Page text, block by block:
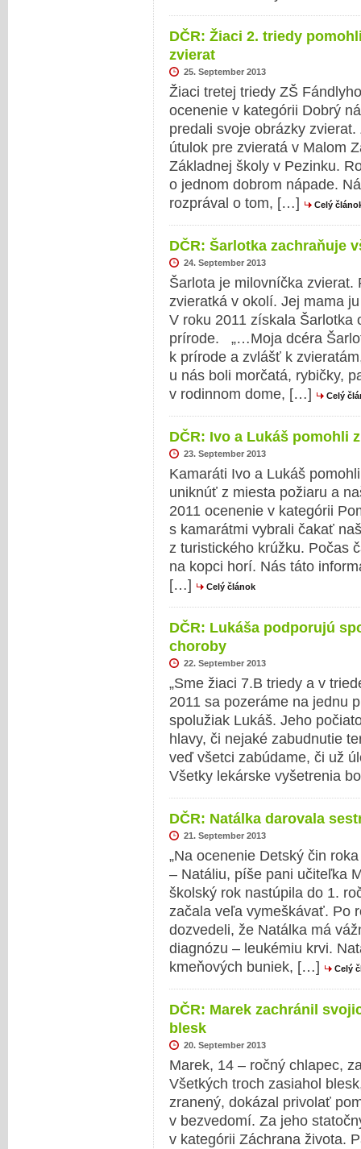
DČR: Žiaci 2. triedy
zvierat
25. September 2013
Žiaci tretej triedy ZŠ
ocenenie v kategórii Dobrý
predali svoje obrázky
útulok pre zvieratá v Malom
Základnej školy v Pezinku.
o jednom dobrom nápade.
rozprával o tom, […]
Celý
DČR: Šarlotka zachraňuje
24. September 2013
Šarlota je milovníčka zvierat.
zvieratká v okolí. Jej mama
V roku 2011 získala Šarlotka
prírode. „…Moja dcéra
k prírode a zvlášť k
u nás boli morčatá, rybičky,
v rodinnom dome, […]
Celý
DČR: Ivo a Lukáš pomohli
23. September 2013
Kamaráti Ivo a Lukáš
uniknúť z miesta požiaru a
2011 ocenenie v kategórii
s kamarátmi vybrali čakať
z turistického krúžku. Počas
na kopci horí. Nás táto
[…]
Celý článok
DČR: Lukáša podporujú
choroby
22. September 2013
„Sme žiaci 7.B triedy a v
2011 sa pozeráme na jednu
spolužiak Lukáš. Jeho
hlavy, či nejaké zabudnutie
veď všetci zabúdame, či už
Všetky lekárske vyšetrenia
DČR: Natálka darovala
21. September 2013
„Na ocenenie Detský čin
– Natáliu, píše pani učiteľka
školský rok nastúpila do 1.
začala veľa vymeškávať. Po
dozvedeli, že Natálka má
diagnózu – leukémiu krvi.
kmeňových buniek, […]
Celý
DČR: Marek zachránil
blesk
20. September 2013
Marek, 14 – ročný chlapec,
Všetkých troch zasiahol
zranený, dokázal privolať
v bezvedomí. Za jeho
v kategórii Záchrana života.